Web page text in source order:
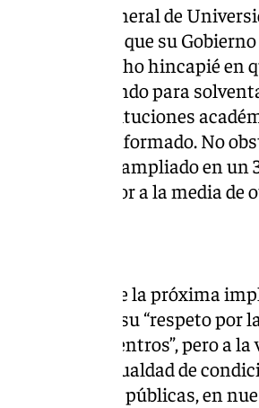
el secretario general de
intervención que su
UMA y ha hecho hincapié en
trabajando para
con otras instituciones
según ha informado. No
Consejería ha ampliado en
superior a la media de
el rector de la próxima
, señalando su “respeto
a estos centros”, pero a
“la igualdad de
universidades públicas, en